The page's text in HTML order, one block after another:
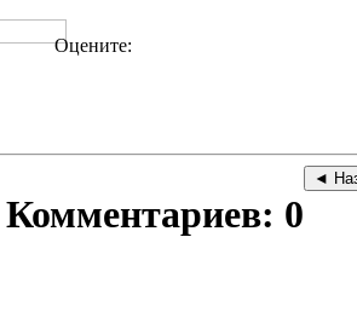
Оцените:
Комментариев: 0